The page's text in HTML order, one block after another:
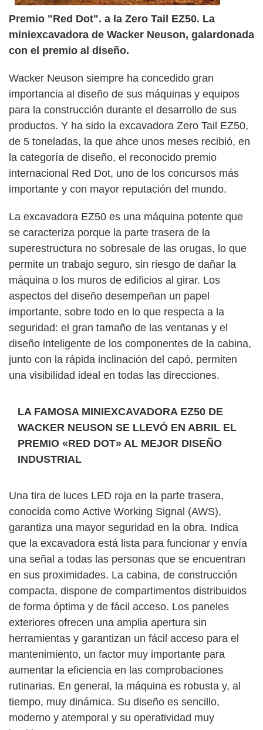
Premio "Red Dot". a la Zero Tail EZ50. La
miniexcavadora de Wacker Neuson, galardonada
con el premio al diseño.
Wacker Neuson siempre ha concedido gran
importancia al diseño de sus máquinas y equipos
para la construcción durante el desarrollo de sus
productos. Y ha sido la excavadora Zero Tail EZ50,
de 5 toneladas, la que ahce unos meses recibió, en
la categoría de diseño, el reconocido premio
internacional Red Dot, uno de los concursos más
importante y con mayor reputación del mundo.
La excavadora EZ50 es una máquina potente que
se caracteriza porque la parte trasera de la
superestructura no sobresale de las orugas, lo que
permite un trabajo seguro, sin riesgo de dañar la
máquina o los muros de edificios al girar. Los
aspectos del diseño desempeñan un papel
importante, sobre todo en lo que respecta a la
seguridad: el gran tamaño de las ventanas y el
diseño inteligente de los componentes de la cabina,
junto con la rápida inclinación del capó, permiten
una visibilidad ideal en todas las direcciones.
LA FAMOSA MINIEXCAVADORA EZ50 DE
WACKER NEUSON SE LLEVÓ EN ABRIL EL
PREMIO «RED DOT» AL MEJOR DISEÑO
INDUSTRIAL
Una tira de luces LED roja en la parte trasera,
conocida como Active Working Signal (AWS),
garantiza una mayor seguridad en la obra. Indica
que la excavadora está lista para funcionar y envía
una señal a todas las personas que se encuentran
en sus proximidades. La cabina, de construcción
compacta, dispone de compartimentos distribuidos
de forma óptima y de fácil acceso. Los paneles
exteriores ofrecen una amplia apertura sin
herramientas y garantizan un fácil acceso para el
mantenimiento, un factor muy importante para
aumentar la eficiencia en las comprobaciones
rutinarias. En general, la máquina es robusta y, al
tiempo, muy dinámica. Su diseño es sencillo,
moderno y atemporal y su operatividad muy